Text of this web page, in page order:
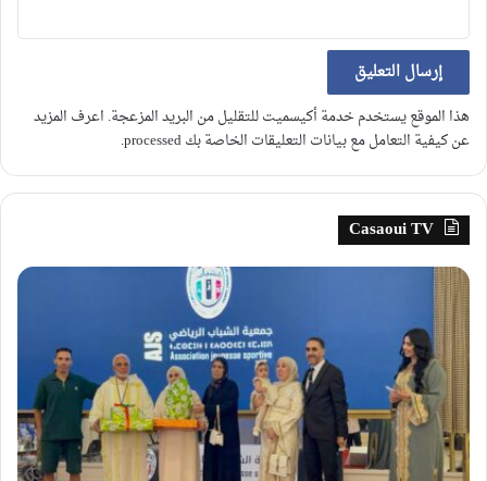
هذا الموقع يستخدم خدمة أكيسميت للتقليل من البريد المزعجة. اعرف المزيد
عن كيفية التعامل مع بيانات التعليقات الخاصة بك processed
.
Casaoui TV